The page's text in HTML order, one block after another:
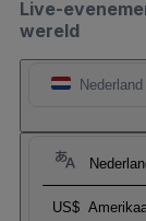
Live-
wereld
Nederland
US$